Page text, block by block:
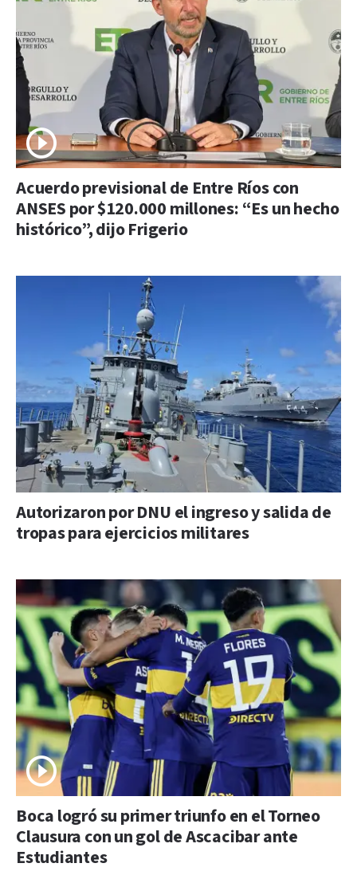
Acuerdo previsional de Entre Ríos con
ANSES por $120.000 millones: “Es un hecho
histórico”, dijo Frigerio
Autorizaron por DNU el ingreso y salida de
tropas para ejercicios militares
Boca logró su primer triunfo en el Torneo
Clausura con un gol de Ascacibar ante
Estudiantes